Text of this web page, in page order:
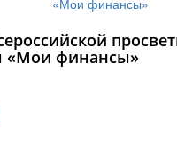
«Мои финансы»